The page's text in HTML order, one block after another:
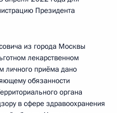
Президента
из города Москвы
лекарственном
личного приёма дано
обязанности
органа
в сфере здравоохранения